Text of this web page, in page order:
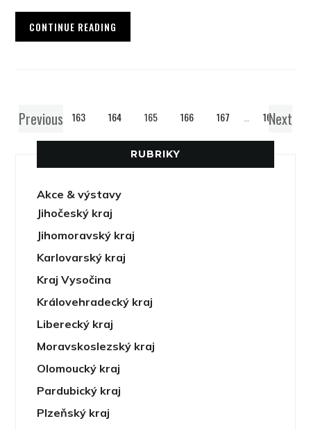
CONTINUE READING
Previous
1 … 163 164 165 166 167 169Next
RUBRIKY
Akce & výstavy
Jihočeský kraj
Jihomoravský kraj
Karlovarský kraj
Kraj Vysočina
Královehradecký kraj
Liberecký kraj
Moravskoslezský kraj
Olomoucký kraj
Pardubický kraj
Plzeňský kraj